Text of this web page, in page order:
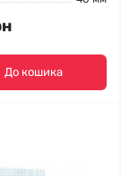
До кошика